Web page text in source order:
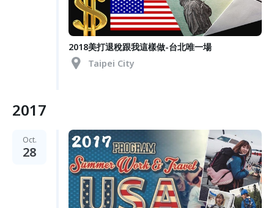
2018美打退稅跟我這樣做-台北唯一場
Taipei City
2017
Oct.
28